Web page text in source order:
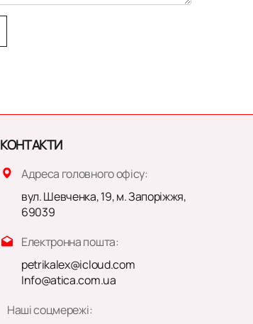
КОНТАКТИ
Адреса головного офісу:
вул. Шевченка, 19, м. Запоріжжя,
69039
Електронна пошта:
petrikalex@icloud.com
Info@atica.com.ua
Наші соцмережі: